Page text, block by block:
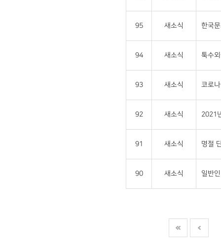
95 새소식 한국
94 새소식 툭수
93 새소식 코로
92 새소식 2021
91 새소식 명절
90 새소식 일반